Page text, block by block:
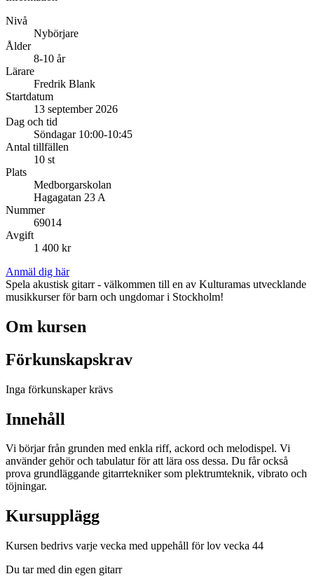
Nivå
Nybörjare
Ålder
8-10 år
Lärare
Fredrik Blank
Startdatum
13 september 2026
Dag och tid
Söndagar 10:00-10:45
Antal tillfällen
10 st
Plats
Medborgarskolan
Hagagatan 23 A
Nummer
69014
Avgift
1 400 kr
Anmäl dig här
Spela akustisk gitarr - välkommen till en av Kulturamas utvecklande
musikkurser för barn och ungdomar i Stockholm!
Om kursen
Förkunskapskrav
Inga förkunskaper krävs
Innehåll
Vi börjar från grunden med enkla riff, ackord och melodispel. Vi
använder gehör och tabulatur för att lära oss dessa. Du får också
prova grundläggande gitarrtekniker som plektrumteknik, vibrato och
töjningar.
Kursupplägg
Kursen bedrivs varje vecka med uppehåll för lov vecka 44
Du tar med din egen gitarr